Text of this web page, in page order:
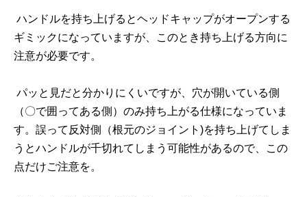
ハンドルを持ち上げるとヘッドキャップがオープンする
ギミックになっていますが、このとき持ち上げる方向に
注意が必要です。
パッと見だと分かりにくいですが、穴が開いている側
（〇で囲ってある側）のみ持ち上がる仕様になっていま
す。誤って反対側（根元のジョイント)を持ち上げてしま
うとハンドルが千切れてしまう可能性があるので、この
点だけご注意を。